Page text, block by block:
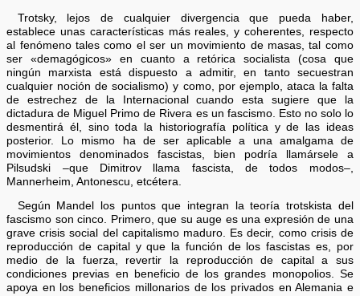
Trotsky, lejos de cualquier divergencia que pueda haber,
establece unas características más reales, y coherentes, respecto
al fenómeno tales como el ser un movimiento de masas, tal como
ser «demagógicos» en cuanto a retórica socialista (cosa que
ningún marxista está dispuesto a admitir, en tanto secuestran
cualquier noción de socialismo) y como, por ejemplo, ataca la falta
de estrechez de la Internacional cuando esta sugiere que la
dictadura de Miguel Primo de Rivera es un fascismo. Esto no solo lo
desmentirá él, sino toda la historiografía política y de las ideas
posterior. Lo mismo ha de ser aplicable a una amalgama de
movimientos denominados fascistas, bien podría llamársele a
Pilsudski –que Dimitrov llama fascista, de todos modos–,
Mannerheim, Antonescu, etcétera.
Según Mandel los puntos que integran la teoría trotskista del
fascismo son cinco. Primero, que su auge es una expresión de una
grave crisis social del capitalismo maduro. Es decir, como crisis de
reproducción de capital y que la función de los fascistas es, por
medio de la fuerza, revertir la reproducción de capital a sus
condiciones previas en beneficio de los grandes monopolios. Se
apoya en los beneficios millonarios de los privados en Alemania e